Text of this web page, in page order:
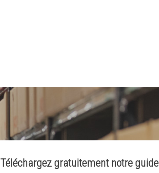
Téléchargez gratuitement notre guide